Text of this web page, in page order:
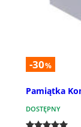
-30%
Pamiątka
DOSTĘPNY